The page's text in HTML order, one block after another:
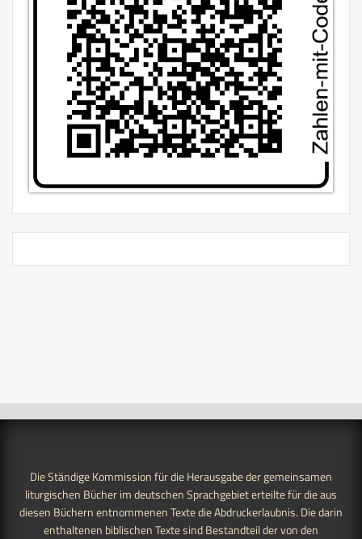
Die Ständige Kommission für die Herausgabe der gemeinsamen
liturgischen Bücher im deutschen Sprachgebiet erteilte für die aus
diesen Büchern entnommenen Texte die Abdruckerlaubnis. Die darin
enthaltenen biblischen Texte sind Bestandteil der von den